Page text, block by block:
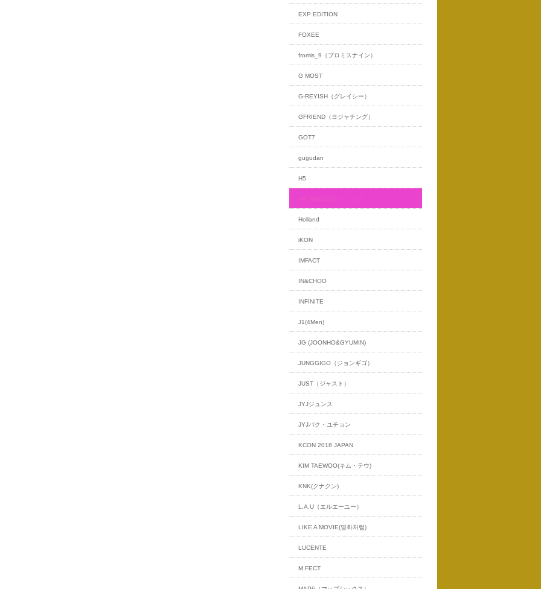
EXP EDITION
FOXEE
fromis_9（プロミスナイン）
G MOST
G-REYISH（グレイシー）
GFRIEND（ヨジャチング）
GOT7
gugudan
H5
Holland
iKON
IMFACT
IN&CHOO
INFINITE
J1(4Men)
JG (JOONHO&GYUMIN)
JUNGGIGO（ジョンギゴ）
JUST（ジャスト）
JYJジュンス
JYJパク・ユチョン
KCON 2018 JAPAN
KIM TAEWOO(キム・テウ)
KNK(クナクン)
L.A.U（エルエーユー）
LIKE A MOVIE(영화처럼)
LUCENTE
M.FECT